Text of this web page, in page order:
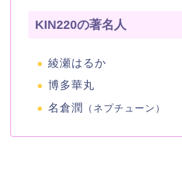
KIN220の著名人
綾瀬はるか
博多華丸
名倉潤
（ネプチューン）